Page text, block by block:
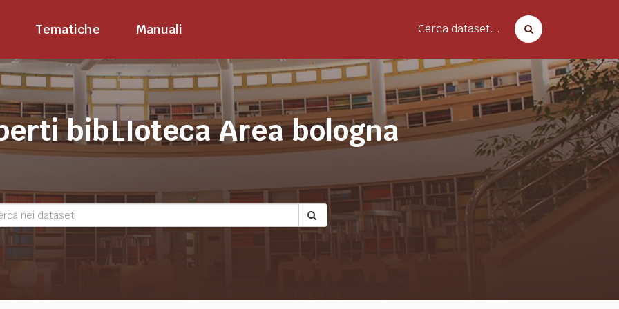
Tematiche Manuali Cerca dataset...
bibLIoteca Area bologna